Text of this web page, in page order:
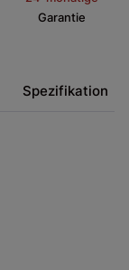
Garantie
Spezifikation